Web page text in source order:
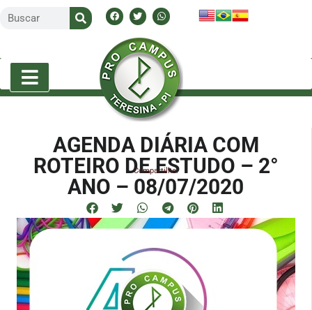
AGENDA DIÁRIA COM
ROTEIRO DE ESTUDO – 2°
ANO – 08/07/2020
Compartilhe!